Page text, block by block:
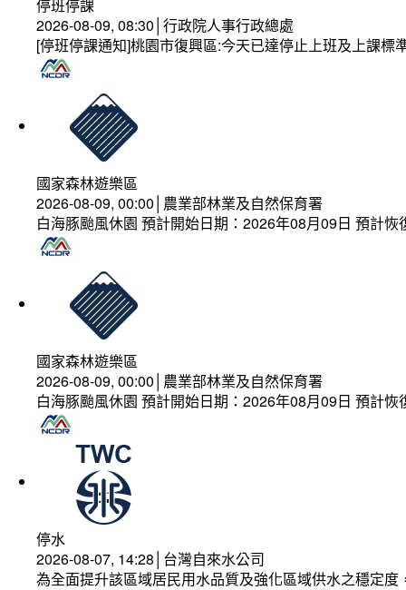
停班停課
2026-08-09, 08:30│行政院人事行政總處
[停班停課通知]桃園市復興區:今天已達停止上班及上課
國家森林遊樂區
2026-08-09, 00:00│農業部林業及自然保育署
白海豚颱風休園 預計開始日期：2026年08月09日 預計
國家森林遊樂區
2026-08-09, 00:00│農業部林業及自然保育署
白海豚颱風休園 預計開始日期：2026年08月09日 預計
停水
2026-08-07, 14:28│台灣自來水公司
為全面提升該區域居民用水品質及強化區域供水之穩定